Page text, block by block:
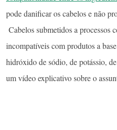
pode danificar os cabelos e não
Cabelos submetidos a processos
incompatíveis com produtos a
hidróxido de sódio, de potássio,
um vídeo explicativo sobre o